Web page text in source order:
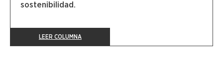
sostenibilidad.
LEER COLUMNA